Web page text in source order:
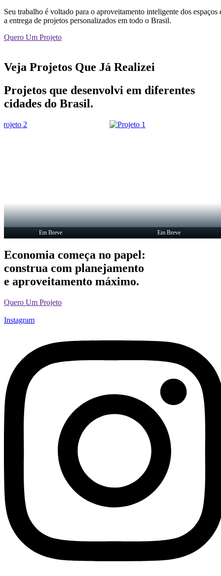
Seu trabalho é voltado para o aproveitamento inteligente dos espaços
a entrega de projetos personalizados em todo o Brasil.
Quero Um Projeto
Veja Projetos Que Já Realizei
Projetos que desenvolvi em diferentes
cidades do Brasil.
Em Breve Em Breve
Economia começa no papel:
construa com planejamento
e aproveitamento máximo.
Quero Um Projeto
Instagram